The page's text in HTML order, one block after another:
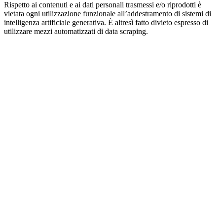
Rispetto ai contenuti e ai dati personali trasmessi e/o riprodotti è
vietata ogni utilizzazione funzionale all’addestramento di sistemi di
intelligenza artificiale generativa. È altresì fatto divieto espresso di
utilizzare mezzi automatizzati di data scraping.